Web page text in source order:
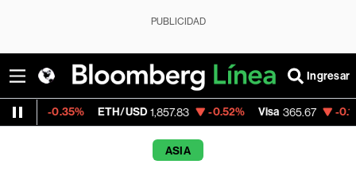
PUBLICIDAD
Ingresar
ETH/USD 1,857.83 -0.52% Visa 365.67 -0.13%
ASIA